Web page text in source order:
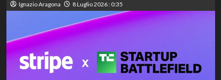
Ignazio Aragona 8 Luglio 2026 : 0:35